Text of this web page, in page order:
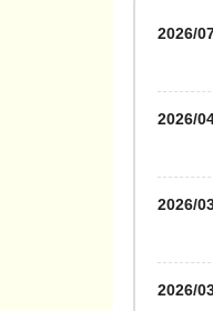
2026/
2026/
2026/
2026/